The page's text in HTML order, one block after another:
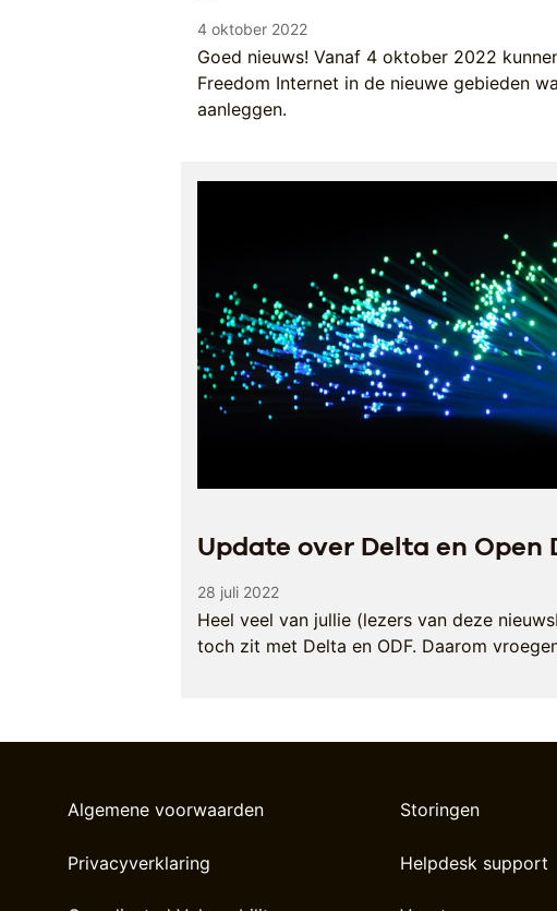
4 oktober 2022
Goed nieuws! Vanaf 4 oktober 2022
Freedom Internet in de nieuwe gebieden
aanleggen.
Update over Delta en Open
28 juli 2022
Heel veel van jullie (lezers van deze
toch zit met Delta en ODF. Daarom
Algemene voorwaarden
Privacyverklaring
Storingen
Helpdesk support